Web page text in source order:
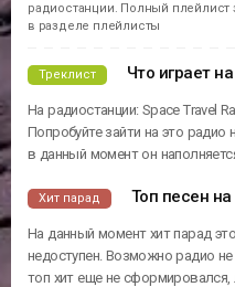
радиостанции. Полный плейлист
в разделе плейлисты
Треклист Что играет
На радиостанции: Space Travel
Попробуйте зайти на это
в данный момент он
Хит парад Топ песен
На данный момент хит парад
недоступен. Возможно радио
топ хит еще не сформировался,